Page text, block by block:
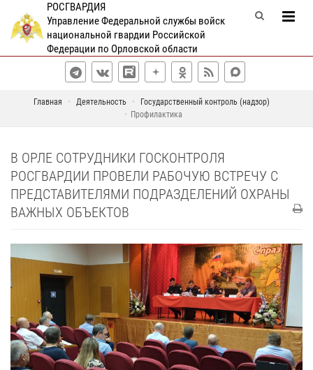
РОСГВАРДИЯ
Управление Федеральной службы войск
национальной гвардии Российской
Федерации по Орловской области
Главная Деятельность
Государственный контроль (надзор)
Профилактика
В ОРЛЕ СОТРУДНИКИ ГОСКОНТРОЛЯ
РОСГВАРДИИ ПРОВЕЛИ РАБОЧУЮ ВСТРЕЧУ С
ПРЕДСТАВИТЕЛЯМИ ПОДРАЗДЕЛЕНИЙ ОХРАНЫ
ВАЖНЫХ ОБЪЕКТОВ